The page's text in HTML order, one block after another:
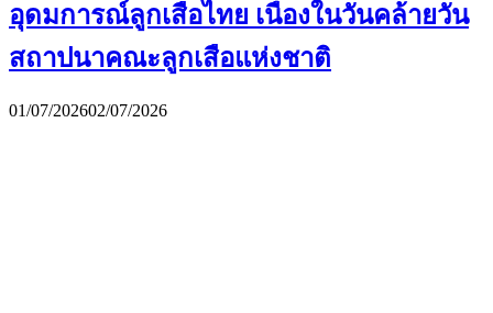
อุดมการณ์ลูกเสือไทย เนื่องในวันคล้ายวัน
สถาปนาคณะลูกเสือแห่งชาติ
01/07/202602/07/2026